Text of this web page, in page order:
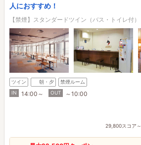
人におすすめ！
【禁煙】スタンダードツイン（バス・トイレ付）
ツイン 朝・夕
禁煙ルーム
IN
14:00～ OUT ～10:00
29,800スコア～